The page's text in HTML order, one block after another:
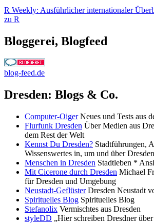
R Weekly: Ausführlicher internationaler
zu R
Bloggerei, Blogfeed
blog-feed.de
Dresden: Blogs & Co.
Computer-OigerNeues und Tests aus
Flurfunk Dresden Über Medien aus
dem Rest der Welt
Kennst Du Dresden? Stadtführungen,
Wissenswertes in, um und über Dresden
Menschen in Dresden Stadtleben *
Mit Cicerone durch Dresden Michael
für Dresden und Umgebung
Neustadt-GeflüsterDresden Neustadt
Spirituelles Blog Spirituelles Blog
Stefanolix Vermischtes aus Dresden
styleDD „Hier schreiben Dresdner